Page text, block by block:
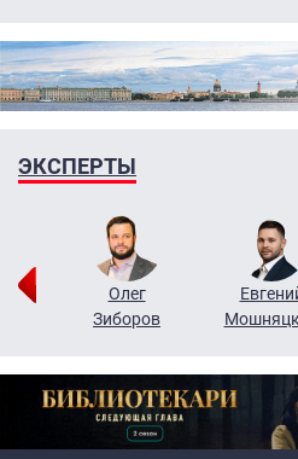
ЭКСПЕРТЫ
Олег
Зиборов